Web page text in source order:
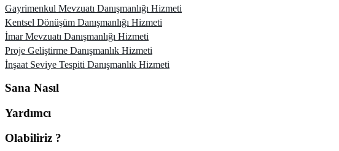
Gayrimenkul Mevzuatı Danışmanlığı Hizmeti
Kentsel Dönüşüm Danışmanlığı Hizmeti
İmar Mevzuatı Danışmanlığı Hizmeti
Proje Geliştirme Danışmanlık Hizmeti
İnşaat Seviye Tespiti Danışmanlık Hizmeti
Sana Nasıl
Yardımcı
Olabiliriz ?